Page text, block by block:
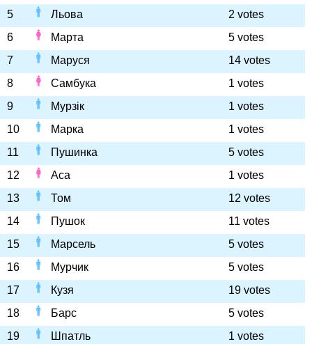
5
Льова
2 votes
6
Марта
5 votes
7
Маруся
14 votes
8
Самбука
1 votes
9
Мурзік
1 votes
10
Марка
1 votes
11
Пушинка
5 votes
12
Аса
1 votes
13
Том
12 votes
14
Пушок
11 votes
15
Марсель
5 votes
16
Мурчик
5 votes
17
Кузя
19 votes
18
Барс
5 votes
19
Шпатль
1 votes